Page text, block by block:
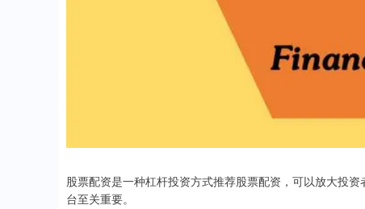
股票配资是一种杠杆投资方式推荐股票配资，可以放大投
台至关重要。